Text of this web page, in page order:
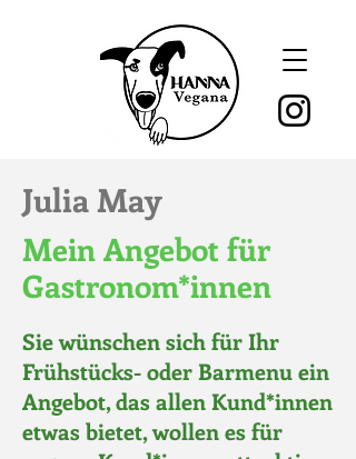
Julia May
Mein Angebot für
Gastronom*innen
Sie wünschen sich für Ihr
Frühstücks- oder Barmenu ein
Angebot, das allen Kund*innen
etwas bietet, wollen es für